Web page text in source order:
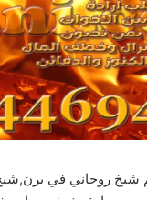
شيخ روحاني في